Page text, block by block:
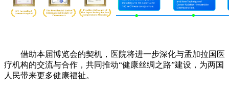
借助本届博览会的契机，医院将进一步深化与孟加拉国医
疗机构的交流与合作，共同推动“健康丝绸之路”建设，为两国
人民带来更多健康福祉。